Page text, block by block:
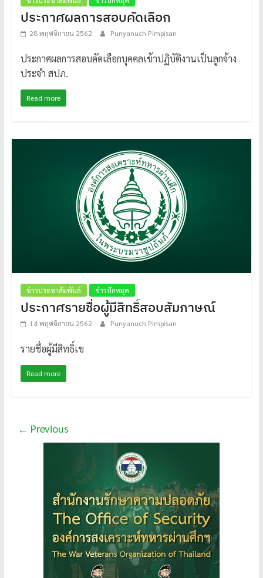
ประกาศผลการสอบคัดเลือก
28 พฤศจิกายน 2562 Punyanuch Pimpisan
ประกาศผลการสอบคัดเลือกบุคคลเข้าปฏิบัติงานเป็นลูกจ้าง
ประจำ สปภ.
Read more
ข่าวประชาสัมพันธ์ ข่าวปักหมุด
ประกาศรายชื่อผู้มีสิทธิ์สอบสัมภาษณ์
14 พฤศจิกายน 2562 Punyanuch Pimpisan
รายชื่อผู้มีสิทธิ์เข
Read more
← Previous